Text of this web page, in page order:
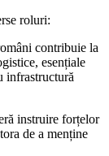
roluri:
contribuie la
esențiale
infrastructură
instruire forțelor
de a menține